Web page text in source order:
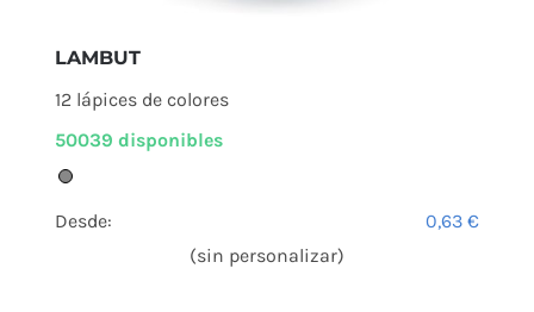
LAMBUT
12 lápices de colores
50039 disponibles
Desde: 0,63€
(sin personalizar)